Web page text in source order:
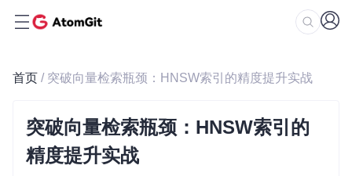
首页 / 突破向量检索瓶颈：HNSW索引的精度提升实战
突破向量检索瓶颈：HNSW索引的
精度提升实战